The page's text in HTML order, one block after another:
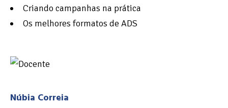
Criando campanhas na prática
Os melhores formatos de ADS
Núbia Correia